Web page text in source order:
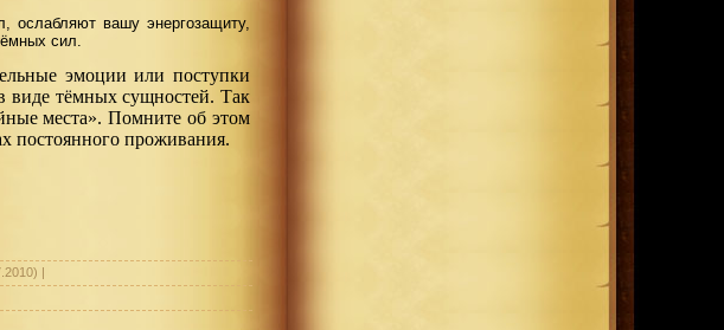
ослабляют вашу энергозащиту,
сил.
эмоции или поступки
виде тёмных сущностей. Так
места». Помните об этом
постоянного проживания.
|